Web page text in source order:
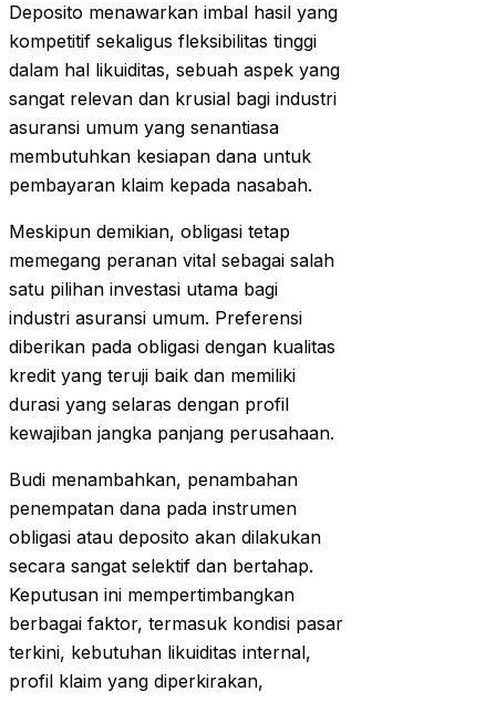
Deposito menawarkan imbal hasil yang
kompetitif sekaligus fleksibilitas tinggi
dalam hal likuiditas, sebuah aspek yang
sangat relevan dan krusial bagi industri
asuransi umum yang senantiasa
membutuhkan kesiapan dana untuk
pembayaran klaim kepada nasabah.
Meskipun demikian, obligasi tetap
memegang peranan vital sebagai salah
satu pilihan investasi utama bagi
industri asuransi umum. Preferensi
diberikan pada obligasi dengan kualitas
kredit yang teruji baik dan memiliki
durasi yang selaras dengan profil
kewajiban jangka panjang perusahaan.
Budi menambahkan, penambahan
penempatan dana pada instrumen
obligasi atau deposito akan dilakukan
secara sangat selektif dan bertahap.
Keputusan ini mempertimbangkan
berbagai faktor, termasuk kondisi pasar
terkini, kebutuhan likuiditas internal,
profil klaim yang diperkirakan,